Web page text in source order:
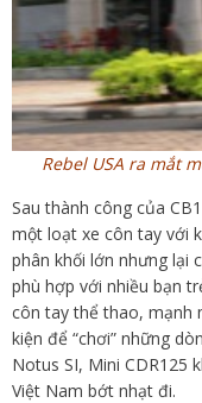
Rebel USA ra mắt
Sau thành công của
một loạt xe côn tay với
phân khối lớn nhưng lại
phù hợp với nhiều bạn
côn tay thể thao, mạnh
kiện để “chơi” những
Notus SI, Mini CDR125
Việt Nam bớt nhạt đi.